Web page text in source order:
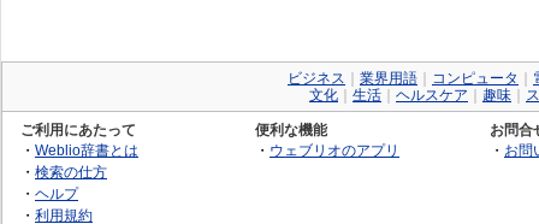
ビジネス 業界用語 コンピュータ
文化
生活 ヘルスケア 趣味
ご利用にあたって
・ Weblio辞書とは
・ 検索の仕方
・ ヘルプ
・ 利用規約
便利な機能
・ ウェブリオのアプリ
お問合
・ お問